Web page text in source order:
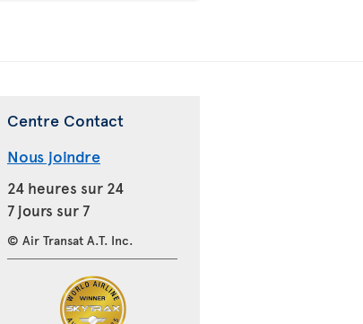
Centre Contact
Nous joindre
24 heures sur 24
7 jours sur 7
© Air Transat A.T. Inc.